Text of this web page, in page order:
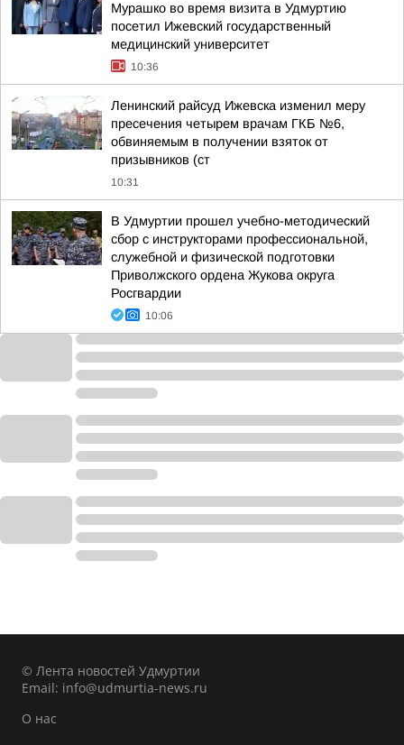
Мурашко во время визита в Удмуртию
посетил Ижевский государственный
медицинский университет
10:36
Ленинский райсуд Ижевска изменил меру
пресечения четырем врачам ГКБ №6,
обвиняемым в получении взяток от
призывников (ст
10:31
В Удмуртии прошел учебно-методический
сбор с инструкторами профессиональной,
служебной и физической подготовки
Приволжского ордена Жукова округа
Росгвардии
10:06
© Лента новостей Удмуртии
Email: info@udmurtia-news.ru
О нас